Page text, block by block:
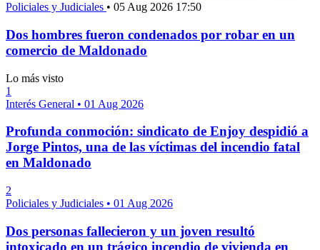
Policiales y Judiciales • 05 Aug 2026 17:50
Dos hombres fueron condenados por robar en un
comercio de Maldonado
Lo más visto
1
Interés General • 01 Aug 2026
Profunda conmoción: sindicato de Enjoy despidió a
Jorge Pintos, una de las víctimas del incendio fatal
en Maldonado
2
Policiales y Judiciales • 01 Aug 2026
Dos personas fallecieron y un joven resultó
intoxicado en un trágico incendio de vivienda en